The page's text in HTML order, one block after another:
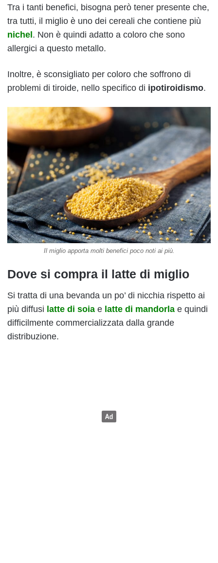
Tra i tanti benefici, bisogna però tener presente che,
tra tutti, il miglio è uno dei cereali che contiene più
nichel . Non è quindi adatto a coloro che sono
allergici a questo metallo.
Inoltre, è sconsigliato per coloro che soffrono di
problemi di tiroide, nello specifico di ipotiroidismo.
Il miglio apporta molti benefici poco noti ai più.
Dove si compra il latte di miglio
Si tratta di una bevanda un po’ di nicchia rispetto ai
più diffusi latte di soia e latte di mandorla e quindi
difficilmente commercializzata dalla grande
distribuzione.